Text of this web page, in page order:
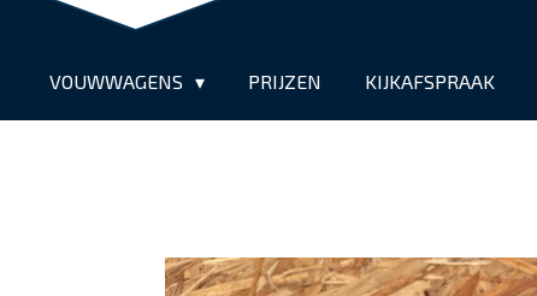
hoofdinhoud
VOUWWAGENS PRIJZEN KIJKAFSPRAAK